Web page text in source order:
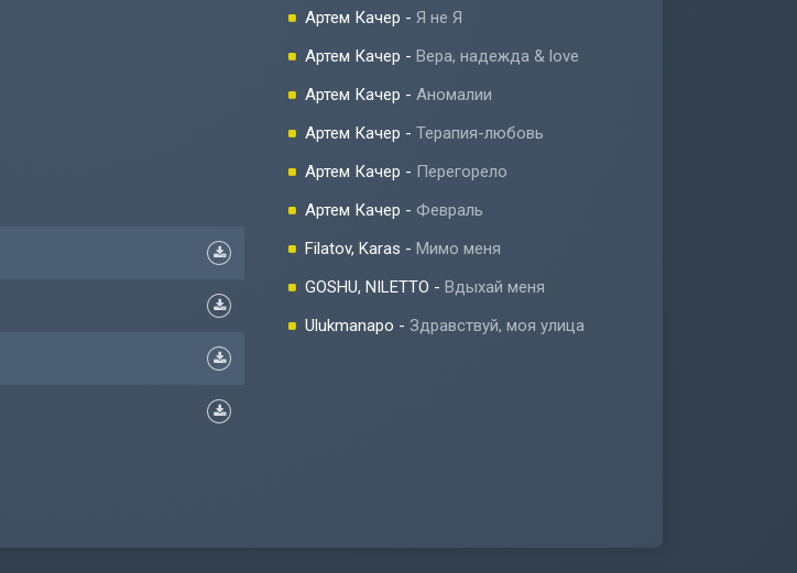
Артем Качер - Я не Я
Артем Качер - Вера, надежда & love
Артем Качер - Аномалии
Артем Качер - Терапия-любовь
Артем Качер - Перегорело
Артем Качер - Февраль
Filatov, Karas - Мимо меня
GOSHU, NILETTO - Вдыхай меня
Ulukmanapo - Здравствуй, моя улица